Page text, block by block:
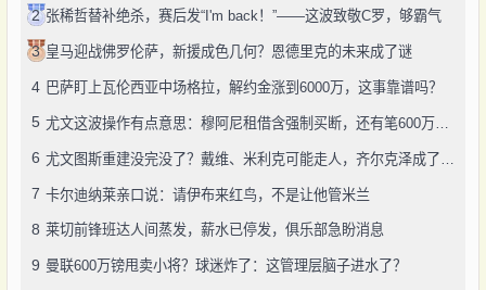
2 张稀哲替补绝杀，赛后发“I'm back！”——这波致敬C罗，够霸气
3 皇马迎战佛罗伦萨，新援成色几何？恩德里克的未来成了谜
4 巴萨盯上瓦伦西亚中场格拉，解约金涨到6000万，这事靠谱吗？
5
6
7 卡尔迪纳莱亲口说：请伊布来红鸟，不是让他管米兰
8 莱切前锋班达人间蒸发，薪水已停发，俱乐部急盼消息
9 曼联600万镑甩卖小将？球迷炸了：这管理层脑子进水了？